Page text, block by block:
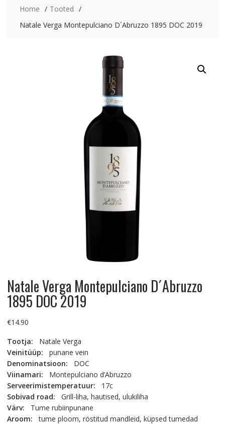
Home
Tooted
Natale Verga Montepulciano D´Abruzzo 1895 DOC 2019
Natale Verga Montepulciano D´Abruzzo
1895 DOC 2019
€14.90
Tootja: Natale Verga
Veinitüüp: punane vein
Denominatsioon: DOC
Viinamari: Montepulciano d’Abruzzo
Serveerimistemperatuur: 17c
Sobivad road: Grill-liha, hautised, ulukiliha
Värv: Tume rubiinpunane
Aroom:tume ploom, röstitud mandleid, küpsed tumedad